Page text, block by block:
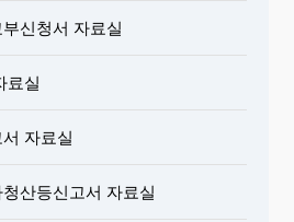
신청서 자료실
료실
자료실
산등신고서 자료실